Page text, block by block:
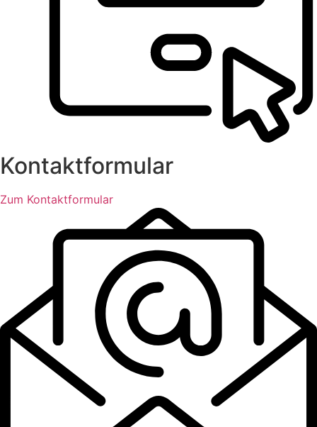
Kontaktformular
Zum Kontaktformular